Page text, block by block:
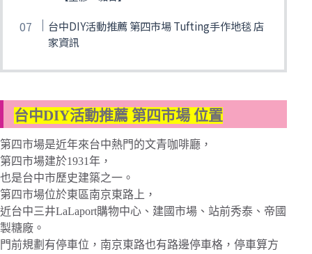
台中DIY活動推薦 第四市場 Tufting手作地毯 店
家資訊
台中DIY活動推薦 第四市場 位置
第四市場是近年來台中熱門的文青咖啡廳，
第四市場建於1931年，
也是台中市歷史建築之一。
第四市場位於東區南京東路上，
近台中三井LaLaport購物中心、建國市場、站前秀泰、帝國
製糖廠。
門前規劃有停車位，南京東路也有路邊停車格，停車算方